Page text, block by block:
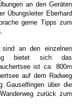
an den Geräten
Übungsleiter Eberhard
gerne Tipps zum
sind an den einzelnen
bietet sich das
ist ca. 800m
auf dem Radweg
Gauselfingen über die
zurück zum